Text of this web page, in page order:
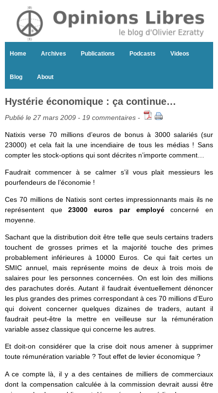
Home Archives Publications Podcasts Videos
Blog About
Hystérie économique : ça continue…
Publié le 27 mars 2009 - 19 commentaires -
Natixis verse 70 millions d’euros de bonus à 3000 salariés (sur
23000) et cela fait la une incendiaire de tous les médias ! Sans
compter les stock-options qui sont décrites n’importe comment…
Faudrait commencer à se calmer s’il vous plait messieurs les
pourfendeurs de l’économie !
Ces 70 millions de Natixis sont certes impressionnants mais ils ne
représentent que23000 euros par employéconcerné en
moyenne.
Sachant que la distribution doit être telle que seuls certains traders
touchent de grosses primes et la majorité touche des primes
probablement inférieures à 10000 Euros. Ce qui fait certes un
SMIC annuel, mais représente moins de deux à trois mois de
salaires pour les personnes concernées. On est loin des millions
des parachutes dorés. Autant il faudrait éventuellement dénoncer
les plus grandes des primes correspondant à ces 70 millions d’Euro
qui doivent concerner quelques dizaines de traders, autant il
faudrait peut-être la mettre en veilleuse sur la rémunération
variable assez classique qui concerne les autres.
Et doit-on considérer que la crise doit nous amener à supprimer
toute rémunération variable ? Tout effet de levier économique ?
A ce compte là, il y a des centaines de milliers de commerciaux
dont la compensation calculée à la commission devrait aussi être